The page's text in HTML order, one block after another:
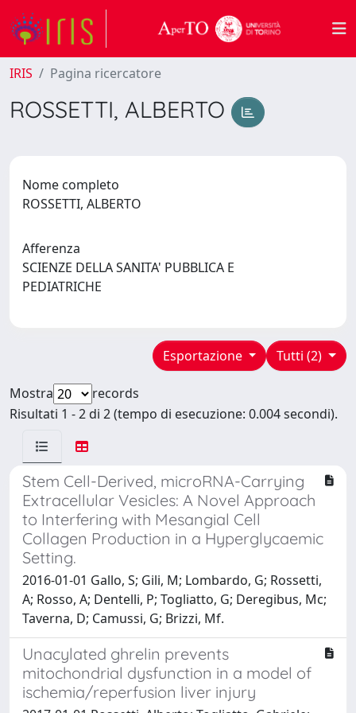
IRIS Pagina ricercatore
ROSSETTI, ALBERTO
Nome completo
ROSSETTI, ALBERTO
Afferenza
SCIENZE DELLA SANITA' PUBBLICA E
PEDIATRICHE
Tutti (2)
Esportazione
Mostra
records
Risultati 1 - 2 di 2 (tempo di esecuzione: 0.004 secondi).
Stem Cell-Derived, microRNA-Carrying
Extracellular Vesicles: A Novel Approach
to Interfering with Mesangial Cell
Collagen Production in a Hyperglycaemic
Setting.
2016-01-01 Gallo, S; Gili, M; Lombardo, G; Rossetti,
A; Rosso, A; Dentelli, P; Togliatto, G; Deregibus, Mc;
Taverna, D; Camussi, G; Brizzi, Mf.
Unacylated ghrelin prevents
mitochondrial dysfunction in a model of
ischemia/reperfusion liver injury